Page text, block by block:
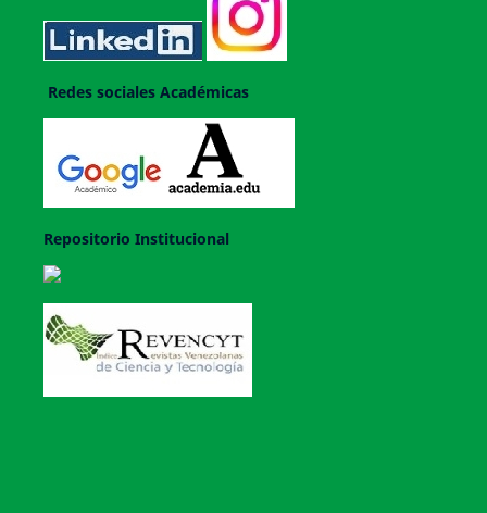
Redes sociales Académicas
Repositorio Institucional